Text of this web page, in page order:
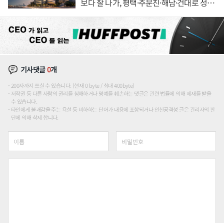
기사댓글0개
200자까지 쓰실 수 있습니다. (현재 0 byte / 최대 400byte)
저작권 등 다른 사람의 권리를 침해하거나 명예를 훼손하는 댓글은 관련 법률에 의해 제재를 받을
수 있습니다.
타인에게 불쾌감을 주는 욕설 등 비하하는 단어가 내용에 포함되거나 인신공격성 글은 관리자의 판
단에 의해 삭제 합니다.